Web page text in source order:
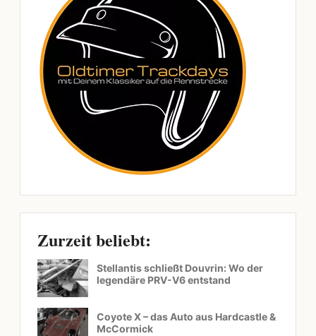
Zurzeit beliebt:
Stellantis schließt Douvrin: Wo der
legendäre PRV-V6 entstand
Coyote X – das Auto aus Hardcastle &
McCormick